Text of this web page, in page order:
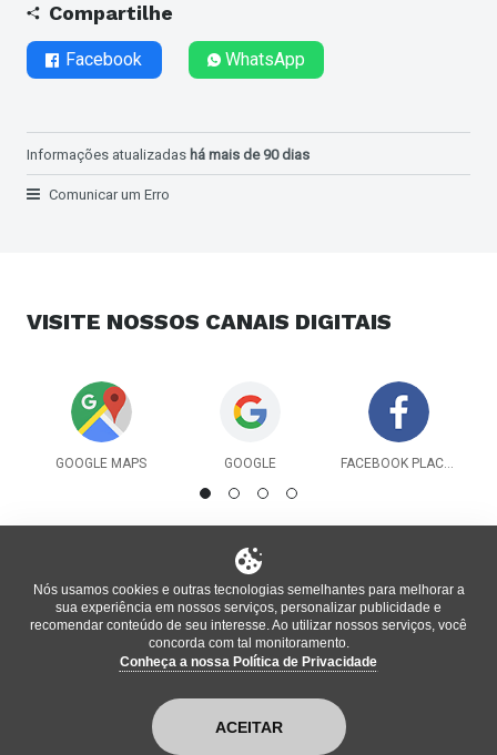
Compartilhe
Facebook WhatsApp
Informações atualizadas há mais de 90 dias
Comunicar um Erro
VISITE NOSSOS CANAIS DIGITAIS
GOOGLE MAPS GOOGLE FACEBOOK PLACES
Informações oficiais do local atualizadas pela plataforma
Política de Privacidade
Nós usamos cookies e outras tecnologias semelhantes para melhorar a
sua experiência em nossos serviços, personalizar publicidade e
recomendar conteúdo de seu interesse. Ao utilizar nossos serviços, você
concorda com tal monitoramento.
Conheça a nossa Política de Privacidade
ACEITAR